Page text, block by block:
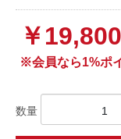
￥19,800
※会員なら1%ポ
数量